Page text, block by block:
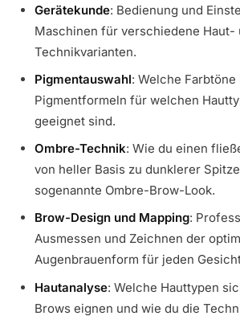
Gerätekunde: Bedienung und
Maschinen für verschiedene Haut-
Technikvarianten.
Pigmentauswahl: Welche Farbtöne
Pigmentformeln für welchen
geeignet sind.
Ombre-Technik: Wie du einen
von heller Basis zu dunklerer
sogenannte Ombre-Brow-Look.
Brow-Design und Mapping:
Ausmessen und Zeichnen der
Augenbrauenform für jeden
Hautanalyse: Welche Hauttypen
Brows eignen und wie du die